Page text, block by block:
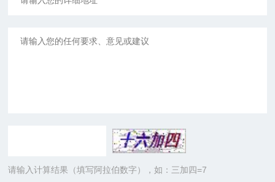
请输入计算结果（填写阿拉伯数字），如：三加四=7